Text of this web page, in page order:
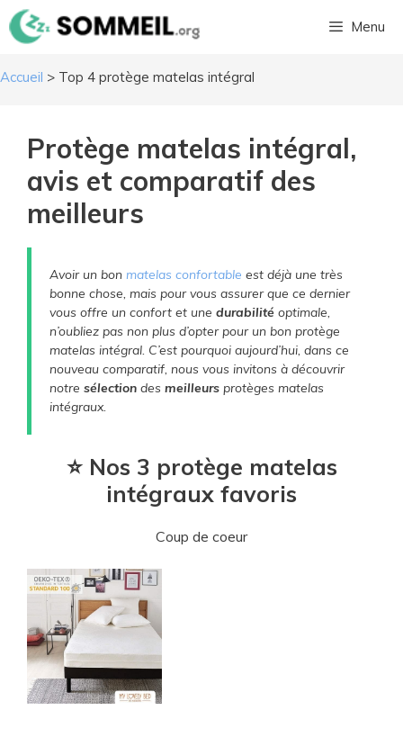
Aller
au
Menu
Accueil > Top 4 protège matelas intégral
Protège matelas intégral,
avis et comparatif des
meilleurs
Avoir un bon matelas confortable est déjà une très
bonne chose, mais pour vous assurer que ce dernier
vous offre un confort et une durabilité optimale,
n’oubliez pas non plus d’opter pour un bon protège
matelas intégral. C’est pourquoi aujourd’hui, dans ce
nouveau comparatif, nous vous invitons à découvrir
notre sélection des meilleurs protèges matelas
intégraux.
⭐ Nos 3 protège matelas
intégraux favoris
Coup de coeur